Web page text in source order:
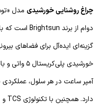
چراغ روشنایی خورشیدی مدل
گزینه‌ای ایده‌آل برای فضاهای
آمپر ساعت در هر سلول، عملکردی